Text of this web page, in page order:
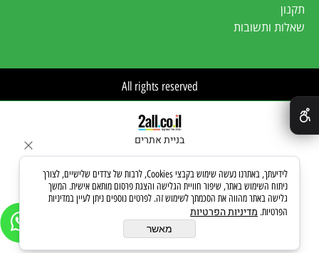
תקנון
שאלות ותשובות
All rights reserved
בניית אתרים
לידיעתך, באתרנו נעשה שימוש בקבצי Cookies, לרבות של צדדים שלישיים, לצורך
ניתוח השימוש באתר, שיפור חוויית הגלישה והצגת פרסום מותאם אישית. המשך
גלישה באתר מהווה את הסכמתך לשימוש זה. לפרטים נוספים ניתן לעיין במדיניות
הפרטיות. מדיניות הפרטיות
מאשר